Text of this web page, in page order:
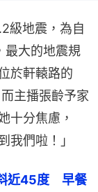
級地震，為自
最大的地震規
於軒轅路的
主播張齡予家
十分焦慮，
我們啦！」
近45度　早餐